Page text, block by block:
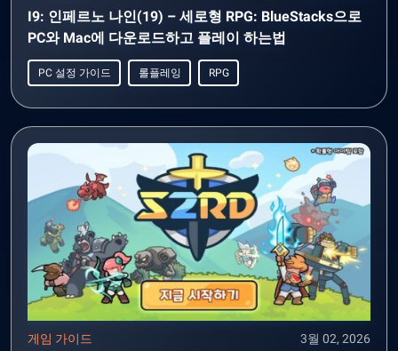
I9: 인페르노 나인(19) – 세로형 RPG: BlueStacks으로
PC와 Mac에 다운로드하고 플레이 하는법
PC 설정 가이드 롤플레잉 RPG
게임 가이드 3월 02, 2026